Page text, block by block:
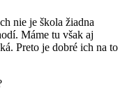
nie je škola žiadna
Máme tu však aj
Preto je dobré ich na to